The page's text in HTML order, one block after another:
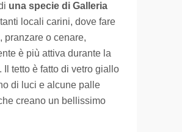
una specie di Galleria
locali carini, dove fare
pranzare o cenare,
è più attiva durante la
Il tetto è fatto di vetro giallo
di luci e alcune palle
creano un bellissimo